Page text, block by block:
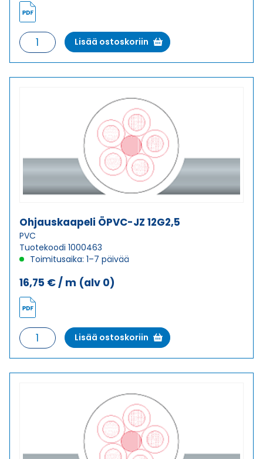
Ohjauskaapeli
ÖPVC-
JZ
Lisää ostoskoriin
Ohjauskaapeli ÖPVC-JZ 12G2,5
PVC
Tuotekoodi 1000463
Toimitusaika: 1–7 päivää
16,75 € / m (alv 0)
Ohjauskaapeli
ÖPVC-
JZ
Lisää ostoskoriin